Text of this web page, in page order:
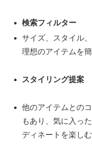
検索フィルター
サイズ、スタイル
理想のアイテムを
スタイリング提案
他のアイテムとの
もあり、気に入っ
ディネートを楽し